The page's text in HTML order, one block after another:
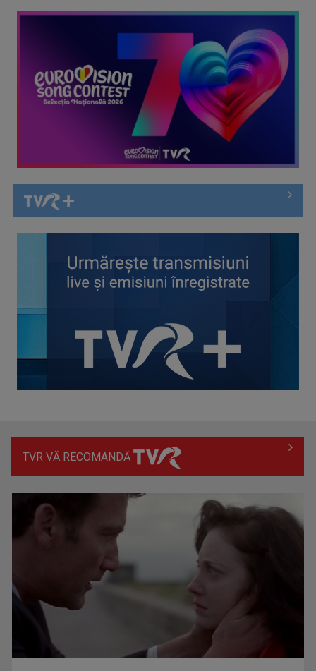
Noua mare bătălie pentru intimitate: UE are în vedere măsuri
stricte ...
îndrăznim: „4,3,2,1… ...
Georgiana Bădescu, activistă în domeniul migrației (CRJ):